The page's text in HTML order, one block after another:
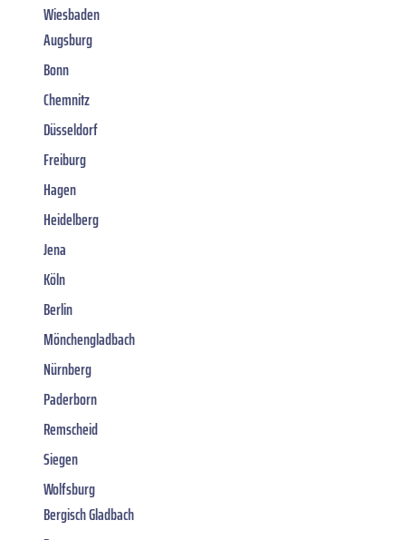
Wiesbaden
Augsburg
Bonn
Chemnitz
Düsseldorf
Freiburg
Hagen
Heidelberg
Jena
Köln
Berlin
Mönchengladbach
Nürnberg
Paderborn
Remscheid
Siegen
Wolfsburg
Bergisch Gladbach